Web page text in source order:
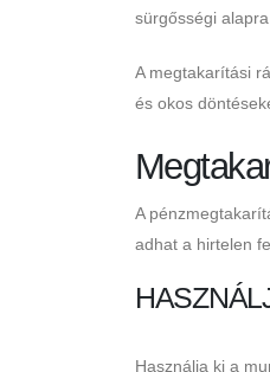
sürgősségi
A megtakarítási
és okos
A
adhat a hirtelen
Használja ki a